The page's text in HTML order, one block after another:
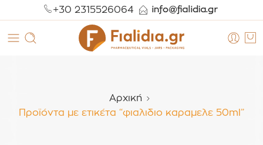
+30 2315526064
Αρχική
Προϊόντα με ετικέτα “φιαλιδιο καραμελε 50ml”